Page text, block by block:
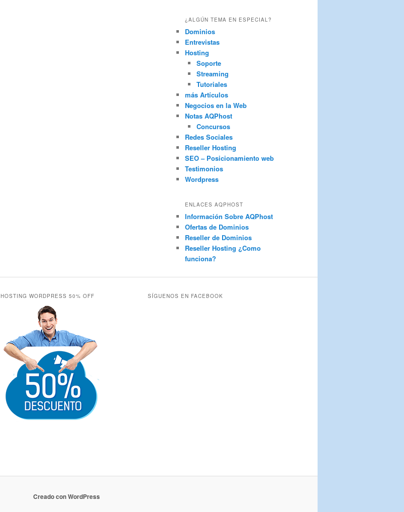
¿ALGÚN TEMA EN ESPECIAL?
Dominios
Entrevistas
Hosting
Soporte
Streaming
Tutoriales
más Artículos
Negocios en la Web
Notas AQPhost
Concursos
Redes Sociales
Reseller Hosting
SEO – Posicionamiento web
Testimonios
Wordpress
ENLACES AQPHOST
Información Sobre AQPhost
Ofertas de Dominios
Reseller de Dominios
Reseller Hosting ¿Como
funciona?
HOSTING WORDPRESS 50% OFF SÍGUENOS EN FACEBOOK
Creado con WordPress